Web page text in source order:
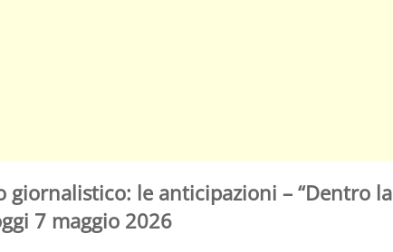
giornalistico: le anticipazioni – “Dentro la
7 maggio 2026